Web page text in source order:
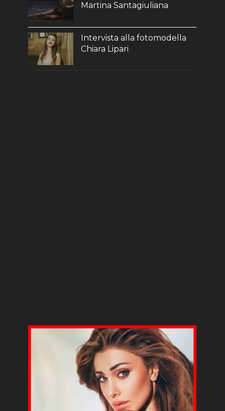
Martina Santagiuliana
Intervista alla fotomodella
Chiara Lipari